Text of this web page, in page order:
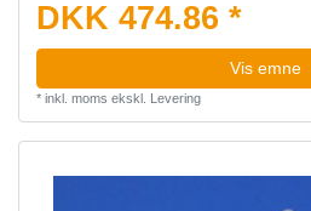
DKK 474.86 *
Vis emne
* inkl. moms ekskl. Levering